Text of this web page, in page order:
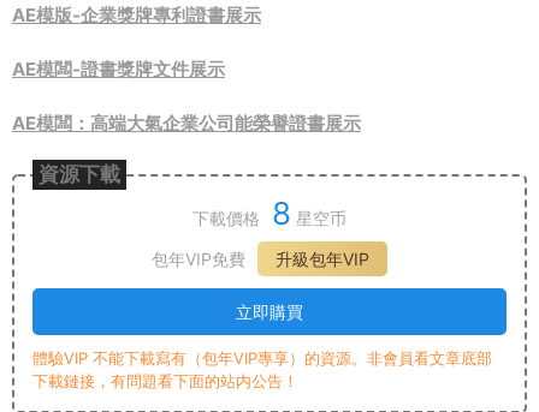
AE模版-企業獎牌專利證書展示
AE模闆-證書獎牌文件展示
AE模闆：高端大氣企業公司能榮譽證書展示
資源下載
下載價格 8 星空币
包年VIP免費
升級包年VIP
立即購買
體驗VIP 不能下載寫有（包年VIP專享）的資源。非會員看文章底部
下載鏈接，有問題看下面的站内公告！